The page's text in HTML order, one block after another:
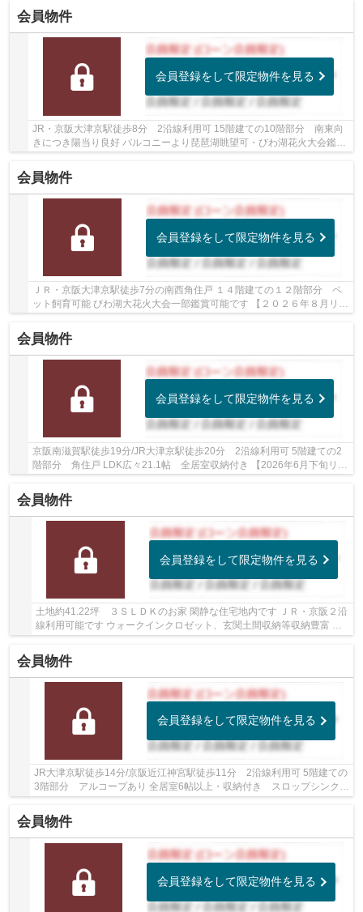
会員物件
会員登録をして限定物件を見る
JR・京阪大津京駅徒歩8分 2沿線利用可 15階建ての10階部分 南東向
きにつき陽当り良好 バルコニーより琵琶湖眺望可・びわ湖花火大会鑑賞
会員物件
会員登録をして限定物件を見る
ＪＲ・京阪大津京駅徒歩7分の南西角住戸 １４階建ての１２階部分 ペ
ット飼育可能 びわ湖大花火大会一部鑑賞可能です 【２０２６年８月リフ
ォーム完了予定】 ♦浴室・洗面台・建具新品...
会員物件
会員登録をして限定物件を見る
京阪南滋賀駅徒歩19分/JR大津京駅徒歩20分 2沿線利用可 5階建ての2
階部分 角住戸 LDK広々21.1帖 全居室収納付き 【2026年6月下旬リフ
ォーム完了予定】 全室壁・天井クロス張替、...
会員物件
会員登録をして限定物件を見る
土地約41.22坪 ３ＳＬＤＫのお家 閑静な住宅地内です ＪＲ・京阪２沿
線利用可能です ウォークインクロゼット、玄関土間収納等収納豊富 駐
車３台可能ですよ
会員物件
会員登録をして限定物件を見る
JR大津京駅徒歩14分/京阪近江神宮駅徒歩11分 2沿線利用可 5階建ての
3階部分 アルコープあり 全居室6帖以上・収納付き スロップシンクあ
り 近隣お買物施設充実しています
会員物件
会員登録をして限定物件を見る